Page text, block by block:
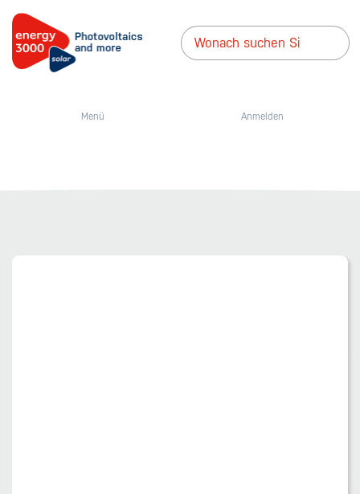
Menü Anmelden